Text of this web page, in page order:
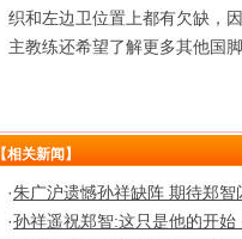
织和左边卫位置上都有欠缺，
主教练还希望了解更多其他国
【相关新闻】
·朱广沪遗憾孙祥缺阵 期待郑智
·孙祥遥祝郑智:这只是他的开始